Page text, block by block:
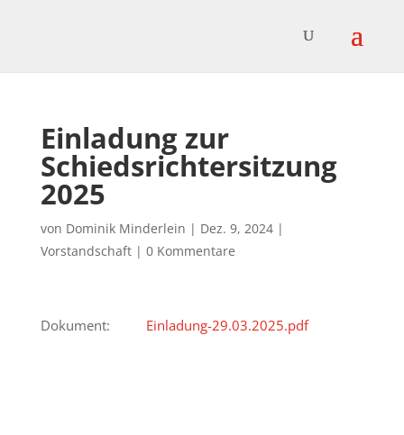
Einladung zur
Schiedsrichtersitzung
2025
von Dominik Minderlein | Dez. 9, 2024|
Vorstandschaft| 0 Kommentare
Dokument: Einladung-29.03.2025.pdf